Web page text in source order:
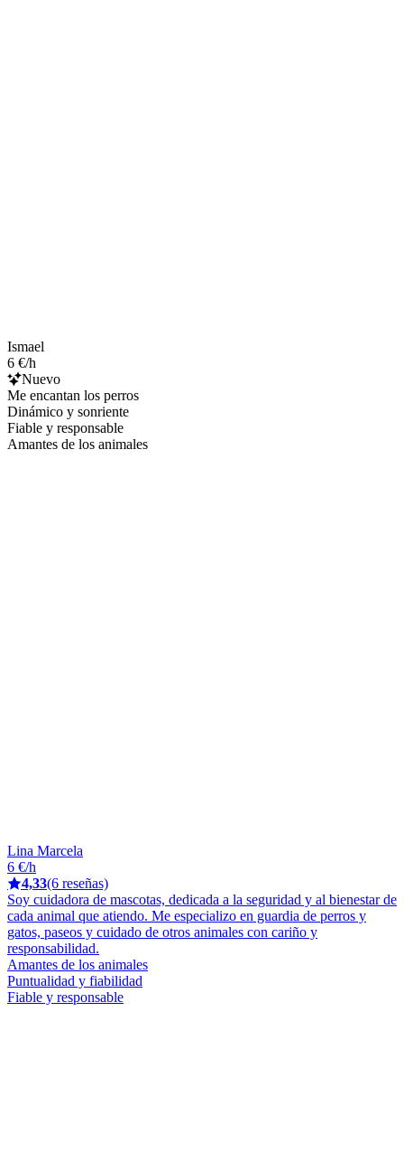
Ismael
6 €/h
Nuevo
Me encantan los perros
Dinámico y sonriente
Fiable y responsable
Amantes de los animales
Lina Marcela
6 €/h
4,33(6 reseñas)
Soy cuidadora de mascotas, dedicada a la seguridad y al bienestar de
cada animal que atiendo. Me especializo en guardia de perros y
gatos, paseos y cuidado de otros animales con cariño y
responsabilidad.
Amantes de los animales
Puntualidad y fiabilidad
Fiable y responsable